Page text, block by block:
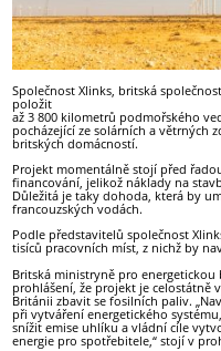
Společnost Xlinks, britská
položit
až 3 800 kilometrů podmořského
pocházející ze solárních a větrných
britských domácností.
Projekt momentálně stojí před
financování, jelikož náklady na
Důležitá je taky dohoda, která by
francouzských vodách.
Podle představitelů společnost
tisíců pracovních míst, z nichž by
Britská ministryně pro
prohlášení, že projekt je celostátně
Británii zbavit se fosilních paliv.
při vytváření energetického
snížit emise uhlíku a vládní cíle
energie pro spotřebitele,“ stojí v